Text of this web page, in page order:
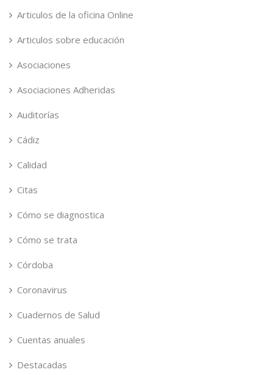
Articulos de la oficina Online
Articulos sobre educación
Asociaciones
Asociaciones Adheridas
Auditorías
Cádiz
Calidad
Citas
Cómo se diagnostica
Cómo se trata
Córdoba
Coronavirus
Cuadernos de Salud
Cuentas anuales
Destacadas